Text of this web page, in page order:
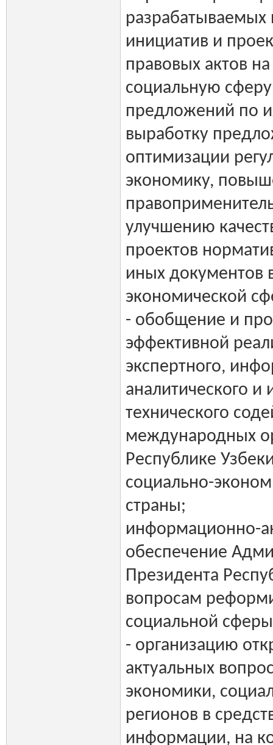
инициатив и
правовых актов
социальную
предложений по
выработку
оптимизации
экономику,
улучшению
проектов
иных документов
экономической
- обобщение и
эффективной
экспертного,
аналитического и
технического
международных
Республике
социально-
страны;
информационно-
обеспечение
Президента
вопросам
социальной
- организацию
актуальных
экономики,
регионов в
информации, на